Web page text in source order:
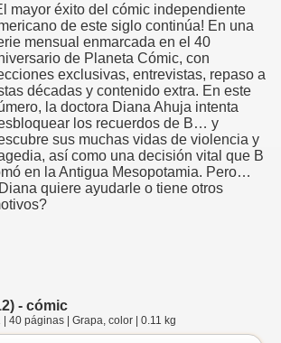
mayor éxito del cómic independiente
de este siglo continúa! En una
mensual enmarcada en el 40
de Planeta Cómic, con
exclusivas, entrevistas, repaso a
décadas y contenido extra. En este
la doctora Diana Ahuja intenta
los recuerdos de B… y
sus muchas vidas de violencia y
así como una decisión vital que B
en la Antigua Mesopotamia. Pero…
quiere ayudarle o tiene otros
- cómic
| 40 páginas | Grapa, color | 0.11 kg